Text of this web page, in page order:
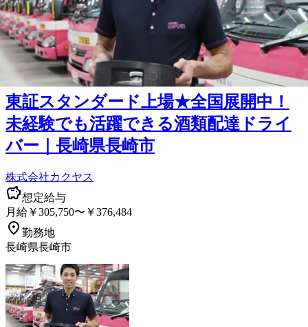
正社員小型トラック・普通免許 二種免許 タクシー未経験者歓
迎女性・男性歓迎AT限定OK
気になる 詳しく見る
東証スタンダード上場★全国展開中！
未経験でも活躍できる酒類配達ドライ
バー｜長崎県長崎市
株式会社カクヤス
想定給与
月給￥305,750〜￥376,484
勤務地
長崎県長崎市